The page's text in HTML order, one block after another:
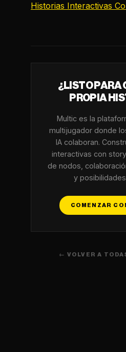
Historias Interactivas
¿LISTO PARA
PROPIA
Multic es la
multijugador donde
IA colaboran.
interactivas con
de nodos,
y
COMENZAR
← VOLVER A